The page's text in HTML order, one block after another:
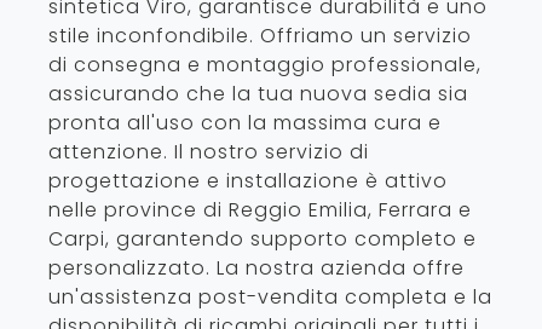
sintetica Viro, garantisce durabilità e uno
stile inconfondibile. Offriamo un servizio
di consegna e montaggio professionale,
assicurando che la tua nuova sedia sia
pronta all'uso con la massima cura e
attenzione. Il nostro servizio di
progettazione e installazione è attivo
nelle province di Reggio Emilia, Ferrara e
Carpi, garantendo supporto completo e
personalizzato. La nostra azienda offre
un'assistenza post-vendita completa e la